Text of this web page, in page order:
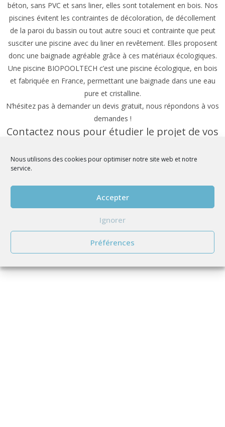
Nous utilisons des cookies pour optimiser notre site web et notre
service.
Accepter
Ignorer
Préférences
béton, sans PVC et sans liner, elles sont totalement en bois. Nos
piscines évitent les contraintes de décoloration, de décollement
de la paroi du bassin ou tout autre souci et contrainte que peut
susciter une piscine avec du liner en revêtement. Elles proposent
donc une baignade agréable grâce à ces matériaux écologiques.
Une piscine BIOPOOLTECH c’est une piscine écologique, en bois
et fabriquée en France, permettant une baignade dans une eau
pure et cristalline.
N’hésitez pas à demander un devis gratuit, nous répondons à vos
demandes !
Contactez nous pour étudier le projet de vos